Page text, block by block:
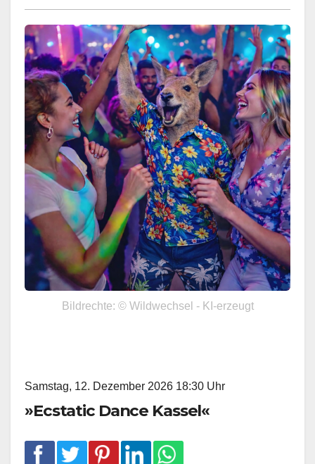
Bildrechte: © Wildwechsel - KI-erzeugt
Samstag, 12. Dezember 2026 18:30 Uhr
»Ecstatic Dance Kassel«